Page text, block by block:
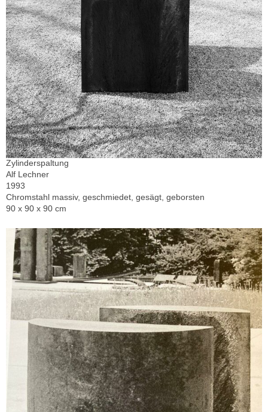
Zylinderspaltung
Alf Lechner
1993
Chromstahl massiv, geschmiedet, gesägt, geborsten
90 x 90 x 90 cm